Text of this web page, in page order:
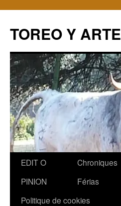
TOREO Y ARTE
Aller
contenu
EDIT O
PINION
Chroniques
Férias
Politique de cookies